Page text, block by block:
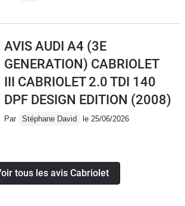
AVIS AUDI A4 (3E
GENERATION) CABRIOLET
III CABRIOLET 2.0 TDI 140
DPF DESIGN EDITION (2008)
Par Stéphane David le 25/06/2026
tous les avis Cabriolet